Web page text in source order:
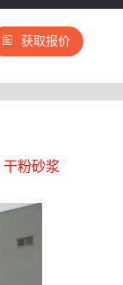
获取报价
粉砂浆